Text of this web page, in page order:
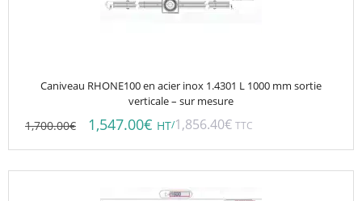
Caniveau RHONE100 en acier inox 1.4301 L 1000 mm sortie
verticale – sur mesure
1,700.00€ 1,547.00€ HT/1,856.40€ TTC